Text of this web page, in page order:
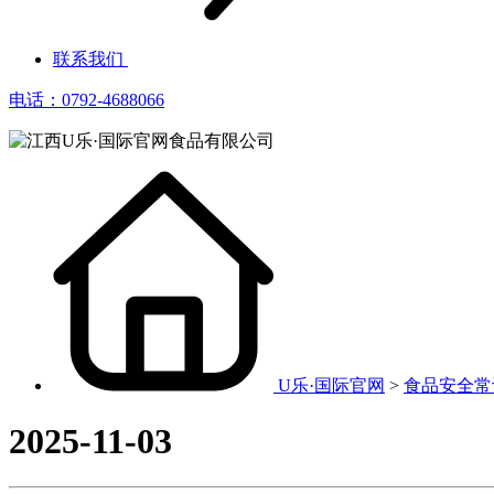
联系我们
电话：0792-4688066
U乐·国际官网 > 食品安全
2025-11-03